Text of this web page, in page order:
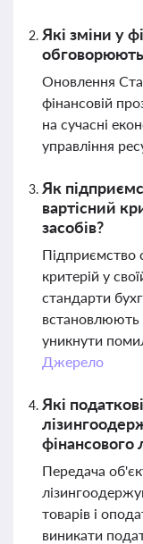
Які зміни у
Оновлення
фінансовій
на сучасні
управління
Як
вартісний
засобів?
Підприємство
критерій у
стандарти
уникнути
Джерело
Які
фінансового
Передача
товарів і
виникати